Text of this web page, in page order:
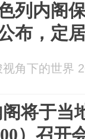
列内阁
布，定
视角下的世界
将于当
）召开